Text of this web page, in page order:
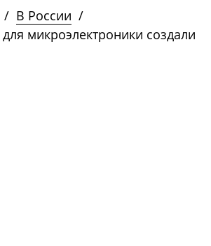
/ В России /
микроэлектроники создали